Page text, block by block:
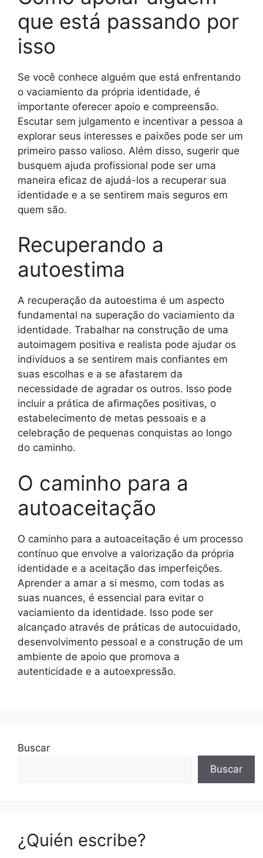
que está passando por
isso
Se você conhece alguém que está enfrentando
o vaciamiento da própria identidade, é
importante oferecer apoio e compreensão.
Escutar sem julgamento e incentivar a pessoa a
explorar seus interesses e paixões pode ser um
primeiro passo valioso. Além disso, sugerir que
busquem ajuda profissional pode ser uma
maneira eficaz de ajudá-los a recuperar sua
identidade e a se sentirem mais seguros em
quem são.
Recuperando a
autoestima
A recuperação da autoestima é um aspecto
fundamental na superação do vaciamiento da
identidade. Trabalhar na construção de uma
autoimagem positiva e realista pode ajudar os
indivíduos a se sentirem mais confiantes em
suas escolhas e a se afastarem da
necessidade de agradar os outros. Isso pode
incluir a prática de afirmações positivas, o
estabelecimento de metas pessoais e a
celebração de pequenas conquistas ao longo
do caminho.
O caminho para a
autoaceitação
O caminho para a autoaceitação é um processo
contínuo que envolve a valorização da própria
identidade e a aceitação das imperfeições.
Aprender a amar a si mesmo, com todas as
suas nuances, é essencial para evitar o
vaciamiento da identidade. Isso pode ser
alcançado através de práticas de autocuidado,
desenvolvimento pessoal e a construção de um
ambiente de apoio que promova a
autenticidade e a autoexpressão.
Buscar
Buscar
¿Quién escribe?